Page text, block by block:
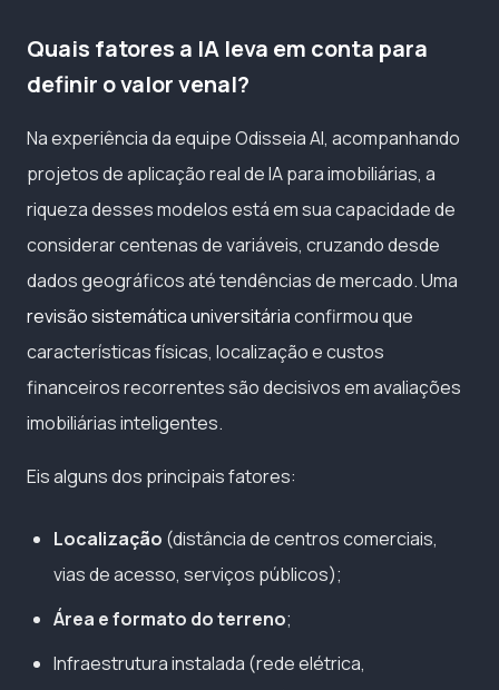
Quais fatores a IA leva em conta para
definir o valor venal?
Na experiência da equipe Odisseia AI, acompanhando
projetos de aplicação real de IA para imobiliárias, a
riqueza desses modelos está em sua capacidade de
considerar centenas de variáveis, cruzando desde
dados geográficos até tendências de mercado. Uma
revisão sistemática universitáriaconfirmou que
características físicas, localização e custos
financeiros recorrentes são decisivos em avaliações
imobiliárias inteligentes.
Eis alguns dos principais fatores:
Localização (distância de centros comerciais,
vias de acesso, serviços públicos);
Área e formato do terreno;
Infraestrutura instalada (rede elétrica,